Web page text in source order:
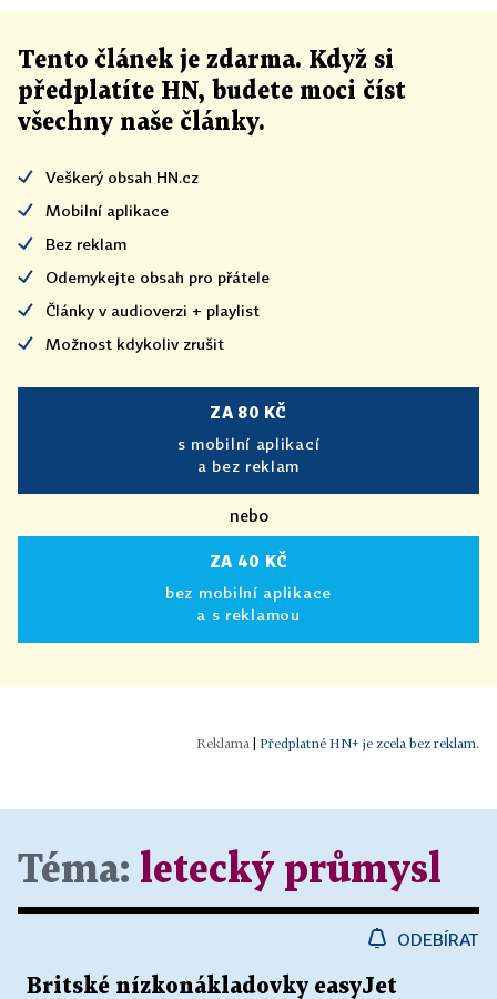
Tento článek je zdarma. Když si
předplatíte HN, budete moci číst
všechny naše články.
Veškerý obsah HN.cz
Mobilní aplikace
Bez reklam
Odemykejte obsah pro přátele
Články v audioverzi + playlist
Možnost kdykoliv zrušit
ZA 80 KČ
s mobilní aplikací
a bez reklam
nebo
ZA 40 KČ
bez mobilní aplikace
a s reklamou
Předplatné HN+ je zcela bez reklam.
Téma: letecký průmysl
ODEBÍRAT
Britské nízkonákladovky easyJet